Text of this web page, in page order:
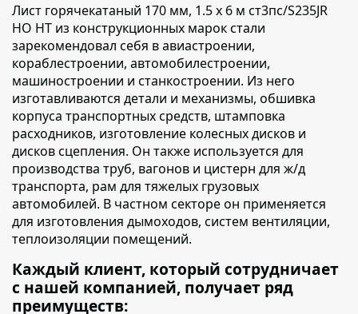
Лист горячекатаный 170 мм, 1.5 х 6 м ст3пс/S235JR
НО НТ из конструкционных марок стали
зарекомендовал себя в авиастроении,
кораблестроении, автомобилестроении,
машиностроении и станкостроении. Из него
изготавливаются детали и механизмы, обшивка
корпуса транспортных средств, штамповка
расходников, изготовление колесных дисков и
дисков сцепления. Он также используется для
производства труб, вагонов и цистерн для ж/д
транспорта, рам для тяжелых грузовых
автомобилей. В частном секторе он применяется
для изготовления дымоходов, систем вентиляции,
теплоизоляции помещений.
Каждый клиент, который сотрудничает
с нашей компанией, получает ряд
преимуществ: